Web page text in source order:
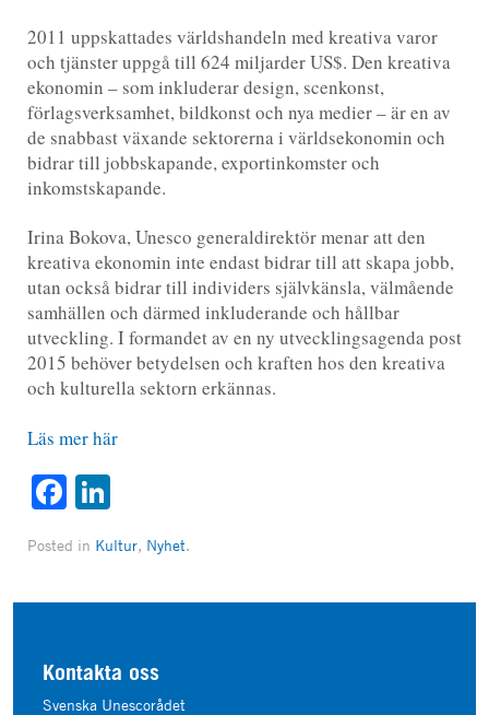
2011 uppskattades världshandeln med kreativa varor
och tjänster uppgå till 624 miljarder US$. Den kreativa
ekonomin – som inkluderar design, scenkonst,
förlagsverksamhet, bildkonst och nya medier – är en av
de snabbast växande sektorerna i världsekonomin och
bidrar till jobbskapande, exportinkomster och
inkomstskapande.
Irina Bokova, Unesco generaldirektör menar att den
kreativa ekonomin inte endast bidrar till att skapa jobb,
utan också bidrar till individers självkänsla, välmående
samhällen och därmed inkluderande och hållbar
utveckling. I formandet av en ny utvecklingsagenda post
2015 behöver betydelsen och kraften hos den kreativa
och kulturella sektorn erkännas.
Läs mer här
Facebook
LinkedIn
Posted in Kultur, Nyhet.
Kontakta oss
Svenska Unescorådet